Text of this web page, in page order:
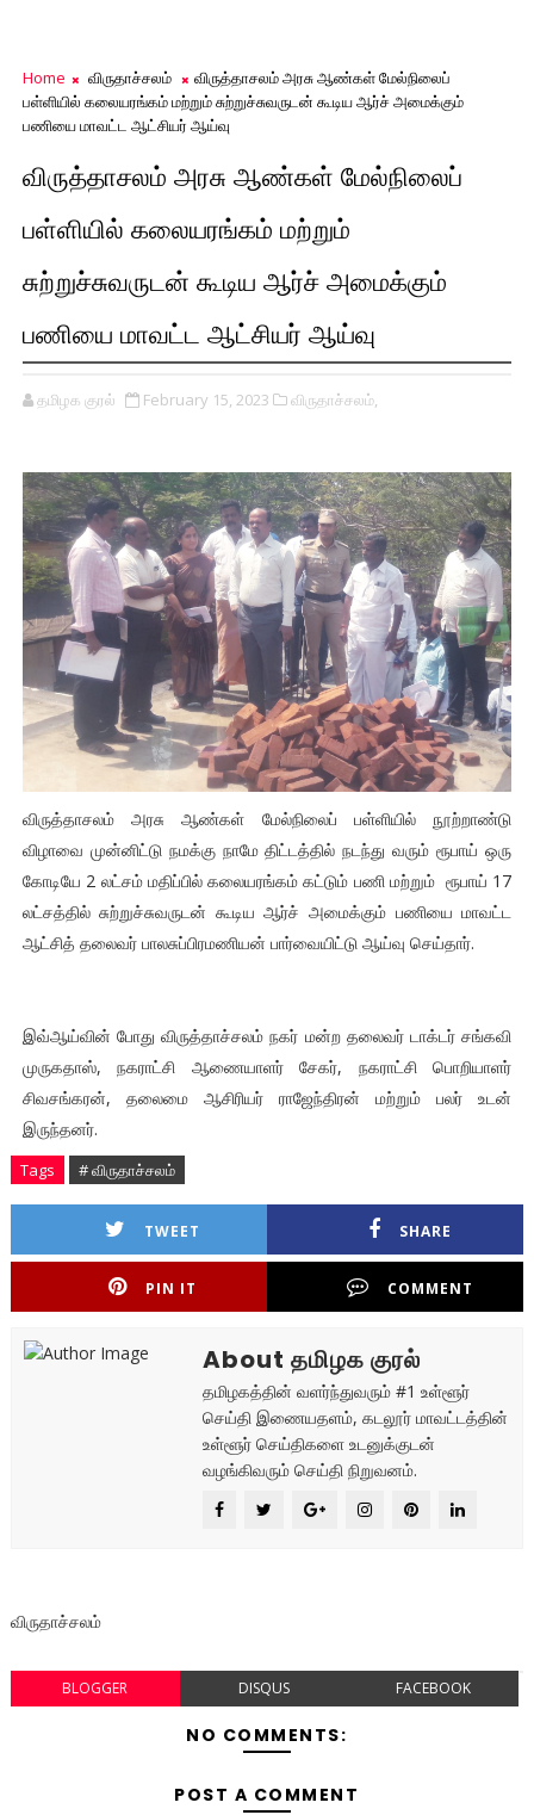
Home விருதாச்சலம்
விருத்தாசலம் அரசு ஆண்கள் மேல்நிலைப்
பள்ளியில் கலையரங்கம் மற்றும் சுற்றுச்சுவருடன் கூடிய ஆர்ச் அமைக்கும்
பணியை மாவட்ட ஆட்சியர் ஆய்வு
விருத்தாசலம் அரசு ஆண்கள் மேல்நிலைப்
பள்ளியில் கலையரங்கம் மற்றும்
சுற்றுச்சுவருடன் கூடிய ஆர்ச் அமைக்கும்
பணியை மாவட்ட ஆட்சியர் ஆய்வு
தமிழக குரல் February 15, 2023 விருதாச்சலம்,
விருத்தாசலம் அரசு ஆண்கள் மேல்நிலைப் பள்ளியில் நூற்றாண்டு
விழாவை முன்னிட்டு நமக்கு நாமே திட்டத்தில் நடந்து வரும் ரூபாய் ஒரு
கோடியே 2 லட்சம் மதிப்பில் கலையரங்கம் கட்டும் பணி மற்றும் ரூபாய் 17
லட்சத்தில் சுற்றுச்சுவருடன் கூடிய ஆர்ச் அமைக்கும் பணியை மாவட்ட
ஆட்சித் தலைவர் பாலசுப்பிரமணியன் பார்வையிட்டு ஆய்வு செய்தார்.
இவ்ஆய்வின் போது விருத்தாச்சலம் நகர் மன்ற தலைவர் டாக்டர் சங்கவி
முருகதாஸ், நகராட்சி ஆணையாளர் சேகர், நகராட்சி பொறியாளர்
சிவசங்கரன், தலைமை ஆசிரியர் ராஜேந்திரன் மற்றும் பலர் உடன்
இருந்தனர்.
Tags # விருதாச்சலம்
TWEET SHARE
PIN IT COMMENT
About தமிழக குரல்
தமிழகத்தின் வளர்ந்துவரும் #1 உள்ளூர்
செய்தி இணையதளம், கடலூர் மாவட்டத்தின்
உள்ளூர் செய்திகளை உடனுக்குடன்
வழங்கிவரும் செய்தி நிறுவனம்.
விருதாச்சலம்
BLOGGER DISQUS FACEBOOK
NO COMMENTS:
POST A COMMENT